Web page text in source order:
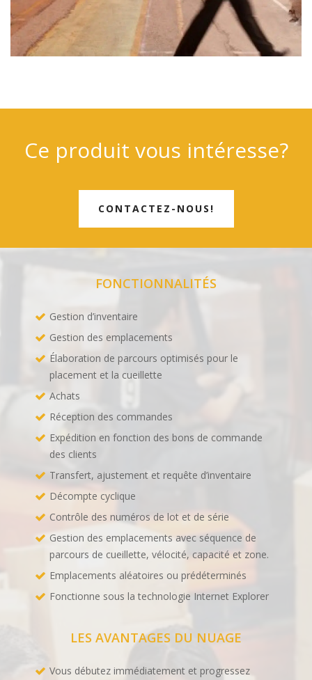
Ce produit vous intéresse?
CONTACTEZ-NOUS!
FONCTIONNALITÉS
Gestion d’inventaire
Gestion des emplacements
Élaboration de parcours optimisés pour le
placement et la cueillette
Achats
Réception des commandes
Expédition en fonction des bons de commande
des clients
Transfert, ajustement et requête d’inventaire
Décompte cyclique
Contrôle des numéros de lot et de série
Gestion des emplacements avec séquence de
parcours de cueillette, vélocité, capacité et zone.
Emplacements aléatoires ou prédéterminés
Fonctionne sous la technologie Internet Explorer
LES AVANTAGES DU NUAGE
Vous débutez immédiatement et progressez